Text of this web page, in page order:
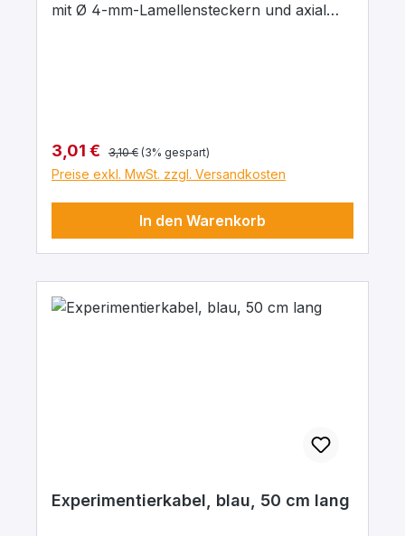
mit Ø 4-mm-Lamellensteckern und axial
mΩ. Arbeitstemperatur -10 … + 70°C.
Verkaufspreis:
3,01 € Regulärer Preis:
3,10 € (3% gespart)
Preise exkl. MwSt. zzgl. Versandkosten
In den Warenkorb
Experimentierkabel, blau, 50 cm lang